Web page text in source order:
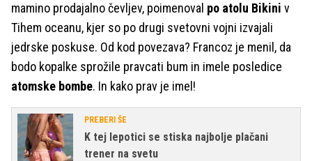
mamino prodajalno čevljev, poimenoval po atolu Bikini v
Tihem oceanu, kjer so po drugi svetovni vojni izvajali
jedrske poskuse. Od kod povezava? Francoz je menil, da
bodo kopalke sprožile pravcati bum in imele posledice
atomske bombe. In kako prav je imel!
PREBERI ŠE
K tej lepotici se stiska najbolje plačani
trener na svetu